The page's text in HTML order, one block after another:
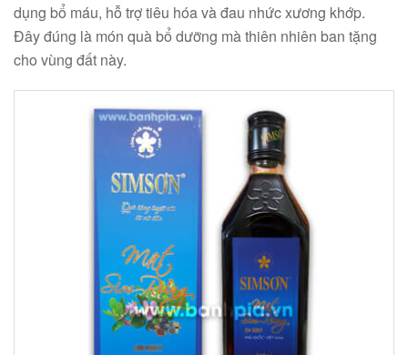
dụng bổ máu, hỗ trợ tiêu hóa và đau nhức xương khớp.
Đây đúng là món quà bổ dưỡng mà thiên nhiên ban tặng
cho vùng đất này.